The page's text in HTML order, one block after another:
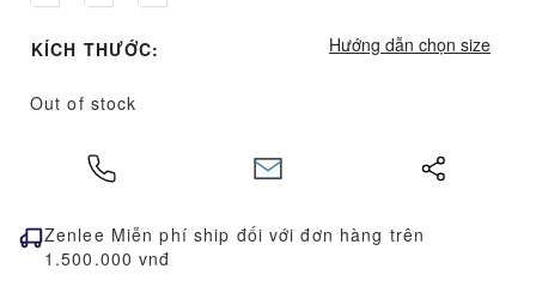
KÍCH THƯỚC: Hướng dẫn chọn size
Out of stock
Zenlee Miễn phí ship đối với đơn hàng trên
1.500.000 vnđ